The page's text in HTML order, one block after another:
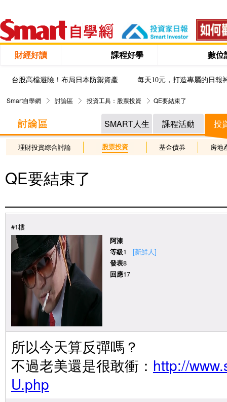
財經好讀 課程好學 數位
台股高檔避險！布局日本防禦資產 每天10元，打造專屬的日報
Smart自學網 討論區 投資工具：股票投資 QE要結束了
SMART人生 課程活動 投
理財投資綜合討論 股票投資 基金債券 房地
QE要結束了
#1樓
阿漆
等級1
[新鮮人]
發表8
回應17
所以今天算反彈嗎？
不過老美還是很敢衝： http://
U.php